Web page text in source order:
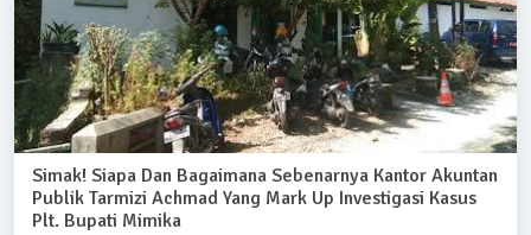
Simak! Siapa Dan Bagaimana Sebenarnya Kantor Akuntan
Publik Tarmizi Achmad Yang Mark Up Investigasi Kasus
Plt. Bupati Mimika